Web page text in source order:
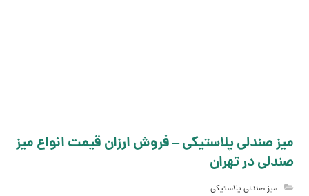
میز صندلی پلاستیکی – فروش ارزان قیمت انواع میز
صندلی در تهران
میز صندلی پلاستیکی